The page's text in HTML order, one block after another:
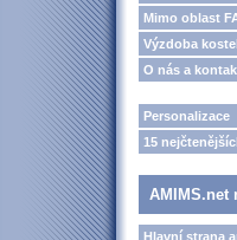
Mimo oblast
Výzdoba
O nás a
Personalizace
15
AMIMS.net
Hlavní strana